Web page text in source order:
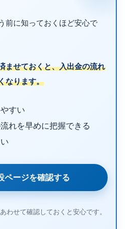
前に知っておくほど安心で
ませておくと、入出金の流れ
なります。
すい
れを早めに把握できる
ページを確認する
わせて確認しておくと安心です。